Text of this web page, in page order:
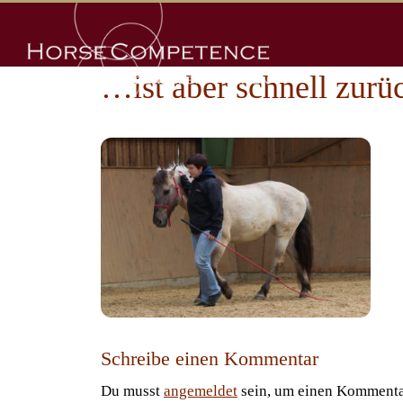
springen
…ist aber schnell
Schreibe einen Kommentar
Du musst angemeldet sein, um einen